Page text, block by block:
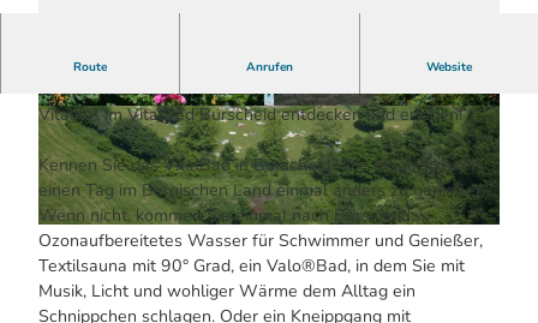
© David Eicler | KI-optimiert
© David Eicler | KI-optimiert © David Eicler | KI-optimiert
Route Anrufen Website
Das Vitalbad in Burscheid bietet alles um mal richtig zu
entspannen, Sauna, Valobad, Kneippgang.
Vitalität im VitalBad Burscheid entdecken und erleben!
Kennen Sie das VitalBad in Burscheid? Die Möglichkeiten,
einen Tag im Bergischen Land einmal anders zu genießen?
Wenn nicht, kommen Sie einmal nach Burscheid.
Ozonaufbereitetes Wasser für Schwimmer und Genießer,
Textilsauna mit 90° Grad, ein Valo®Bad, in dem Sie mit
Musik, Licht und wohliger Wärme dem Alltag ein
Schnippchen schlagen. Oder ein Kneippgang mit